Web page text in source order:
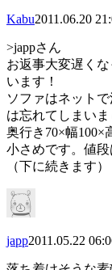
Kabu2011.06.20
>jappさん
お返事大変遅く
います！
ソファはネット
は忘れてしまいま
奥行き70×幅100×
小さめです。値段
（下に続きます）
japp2011.05.22